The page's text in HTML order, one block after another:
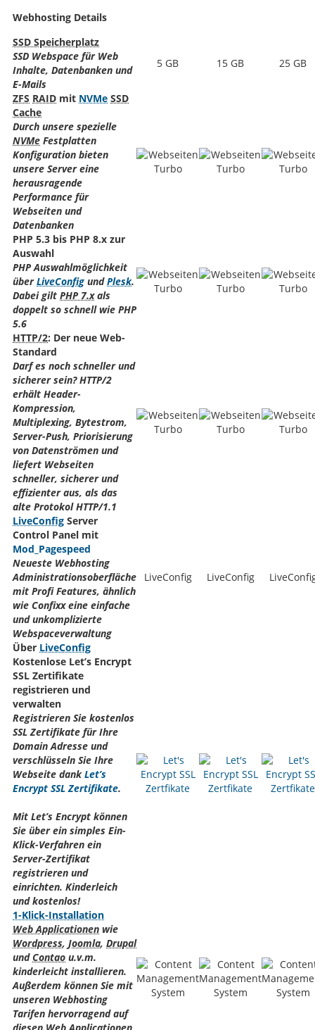
Webhosting Details
SSD Speicherplatz
SSD Webspace für Web
Inhalte, Datenbanken und
E-Mails
5 GB 15 GB 25 GB
ZFS RAID mit NVMe SSD
Cache
Durch unsere spezielle
NVMe Festplatten
Konfiguration bieten
unsere Server eine
herausragende
Performance für
Webseiten und
Datenbanken
PHP 5.3 bis PHP 8.x zur
Auswahl
PHP Auswahlmöglichkeit
überLiveConfig undPlesk.
Dabei gilt PHP 7.xals
doppelt so schnell wie PHP
5.6
HTTP/2: Der neue Web-
Standard
Darf es noch schneller und
sicherer sein? HTTP/2
erhält Header-
Kompression,
Multiplexing, Bytestrom,
Server-Push, Priorisierung
von Datenströmen und
liefert Webseiten
schneller, sicherer und
effizienter aus, als das
alte Protokol HTTP/1.1
LiveConfig Server
Control Panel mit
Mod_Pagespeed
Neueste Webhosting
Administrationsoberfläche
mit Profi Features, ähnlich
wie Confixx eine einfache
und unkomplizierte
Webspaceverwaltung
LiveConfig LiveConfig
Über LiveConfig
Kostenlose Let’s Encrypt
SSL Zertifikate
registrieren und
verwalten
Registrieren Sie kostenlos
SSL Zertifikate für Ihre
Domain Adresse und
verschlüsseln Sie Ihre
Webseite dankLet’s
Encrypt SSL Zertifikate.
Mit Let’s Encrypt können
Sie über ein simples Ein-
Klick-Verfahren ein
Server-Zertifikat
registrieren und
einrichten. Kinderleich
und kostenlos!
1-Klick-Installation
Web Applicationen wie
Wordpress, Joomla, Drupal
und Contao u.v.m.
kinderleicht installieren.
Außerdem können Sie mit
unseren Webhosting
Tarifen hervorragend auf
diesen Web Applicationen